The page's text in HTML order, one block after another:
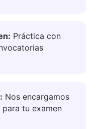
Práctica con
Nos encargamos
tu examen